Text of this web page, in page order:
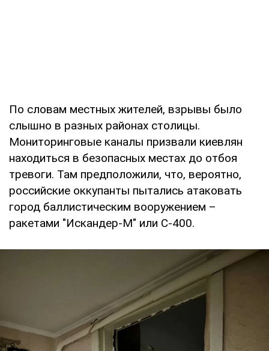
По словам местных жителей, взрывы было
слышно в разных районах столицы.
Мониторинговые каналы призвали киевлян
находиться в безопасных местах до отбоя
тревоги. Там предположили, что, вероятно,
российские оккупанты пытались атаковать
город баллистическим вооружением –
ракетами "Искандер-М" или С-400.